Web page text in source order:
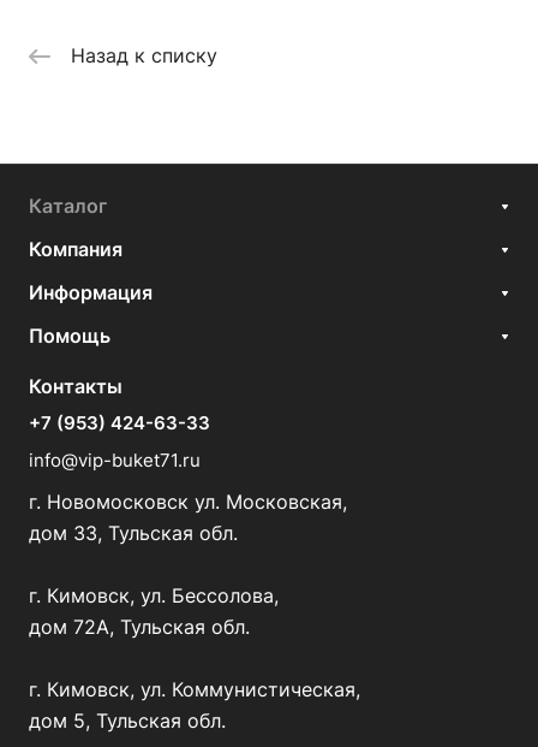
Назад к списку
Каталог
Компания
Информация
Помощь
Контакты
+7 (953) 424-63-33
info@vip-buket71.ru
г. Новомосковск ул. Московская,
дом 33, Тульская обл.
г. Кимовск, ул. Бессолова,
дом 72А, Тульская обл.
г. Кимовск, ул. Коммунистическая,
дом 5, Тульская обл.